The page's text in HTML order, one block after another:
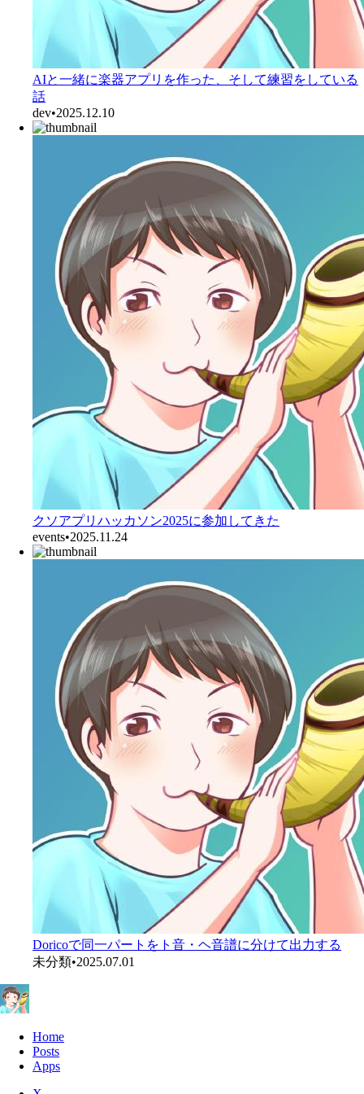
AIと一緒に楽器アプリを作った、そして練習をしている
話
dev•2025.12.10
クソアプリハッカソン2025に参加してきた
events•2025.11.24
Doricoで同一パートをト音・ヘ音譜に分けて出力する
未分類•2025.07.01
Home
Posts
Apps